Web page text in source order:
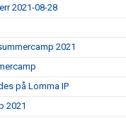
2021-08-28
2021
på Lomma IP
2021